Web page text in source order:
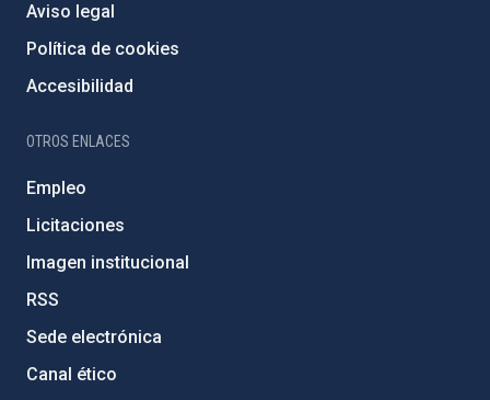
Aviso legal
Política de cookies
Accesibilidad
OTROS ENLACES
Empleo
Licitaciones
Imagen institucional
RSS
Sede electrónica
Canal ético